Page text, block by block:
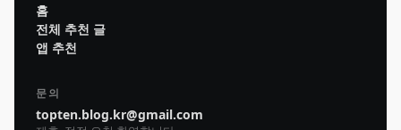
홈
전체 추천 글
앱 추천
문의
topten.blog.kr@gmail.com